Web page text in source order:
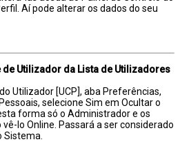
Aí pode alterar os dados do seu
Utilizador da Lista de Utilizadores
Utilizador [UCP], aba Preferências,
selecione Sim em Ocultar o
forma só o Administrador e os
lo Online. Passará a ser considerado
Sistema.